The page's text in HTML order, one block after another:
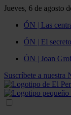
Jueves, 6 de agosto
ÓN | Las
ÓN | El
ÓN | Joan
Suscríbete a nuestra